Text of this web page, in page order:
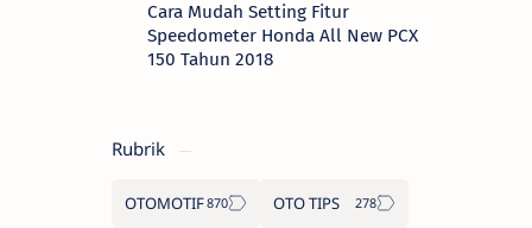
Cara Mudah Setting Fitur
Speedometer Honda All New PCX
150 Tahun 2018
Rubrik
OTOMOTIF OTO TIPS